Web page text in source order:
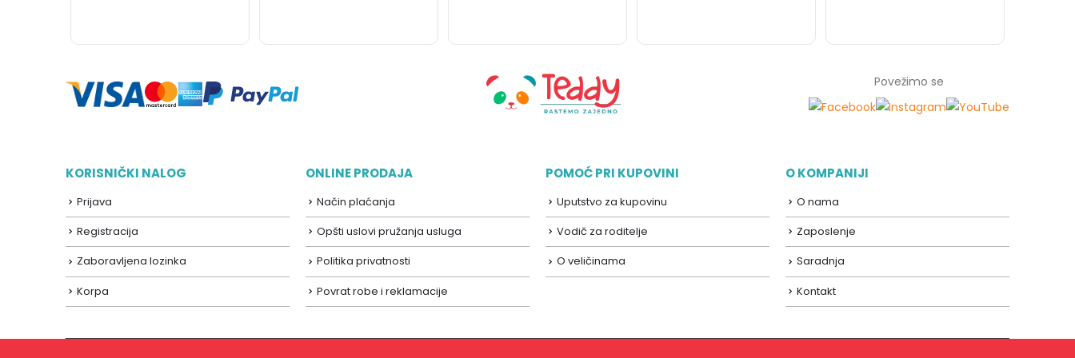
Povežimo se
KORISNIČKI NALOG
Prijava
Registracija
Zaboravljena lozinka
Korpa
ONLINE PRODAJA
Način plaćanja
Opšti uslovi pružanja usluga
Politika privatnosti
Povrat robe i reklamacije
POMOĆ PRI KUPOVINI
Uputstvo za kupovinu
Vodič za roditelje
O veličinama
O KOMPANIJI
O nama
Zaposlenje
Saradnja
Kontakt